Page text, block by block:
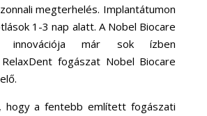
megterhelés. Implantátumon
1-3 nap alatt. A Nobel Biocare
innovációja már sok ízben
fogászat Nobel Biocare
hogy a fentebb említett fogászati